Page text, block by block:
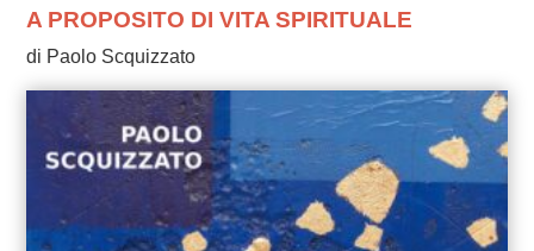
A PROPOSITO DI VITA SPIRITUALE
di Paolo Scquizzato